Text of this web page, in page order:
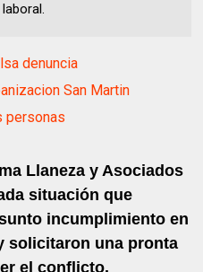
denuncia
San Martin
personas
Llaneza y Asociados
situación que
incumplimiento en
solicitaron una pronta
el conflicto.